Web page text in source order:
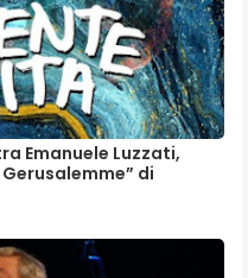
Emanuele Luzzati,
di